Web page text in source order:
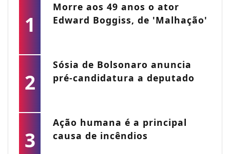
1
Morre aos 49 anos o ator
Edward Boggiss, de 'Malhação'
2
Sósia de Bolsonaro anuncia
pré-candidatura a deputado
3
Ação humana é a principal
causa de incêndios